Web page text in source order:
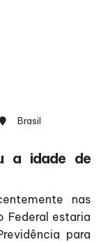
Brasil
a idade de
nas
Federal estaria
para